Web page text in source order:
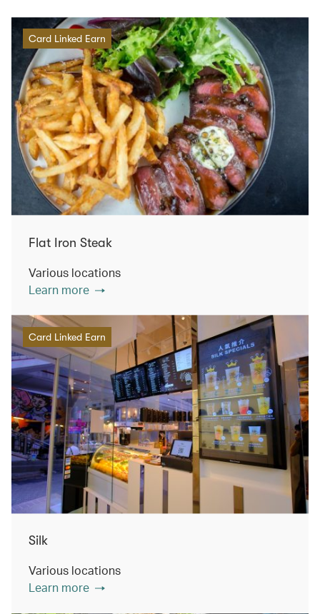
Card Linked Earn
Flat Iron Steak
Various locations
Learn more
Card Linked Earn
Silk
Various locations
Learn more